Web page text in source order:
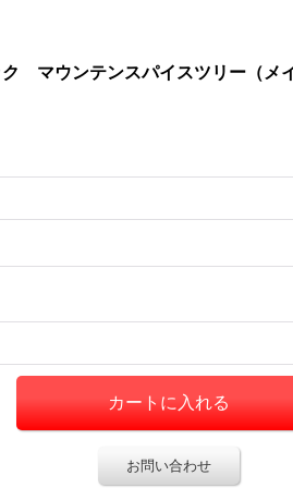
マウンテンスパイスツリー（
お問い合わせ